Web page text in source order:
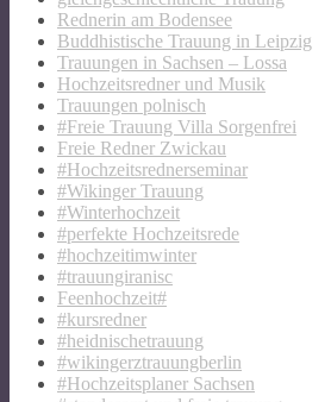
Rednerin am Bodensee
Buddhistische Trauung in Leipzig
Trauungen in Sachsen – Lossa
Hochzeitsredner und Musik
Trauungen polnisch
#Freie Trauung Villa Sorgenfrei
Freie Redner Zwickau
#Hochzeitsrednerseminar
#Wikinger Trauung
#Winterhochzeit
#perfekte Hochzeitsrede
#hochzeitimwinter
#trauungiranisc
Feenhochzeit#
#kursredner
#heidnischetrauung
#wikingerztrauungberlin
#Hochzeitsplaner Sachsen